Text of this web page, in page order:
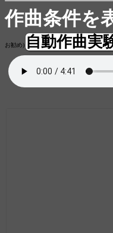
作曲条件を
お勧め)自動作曲実